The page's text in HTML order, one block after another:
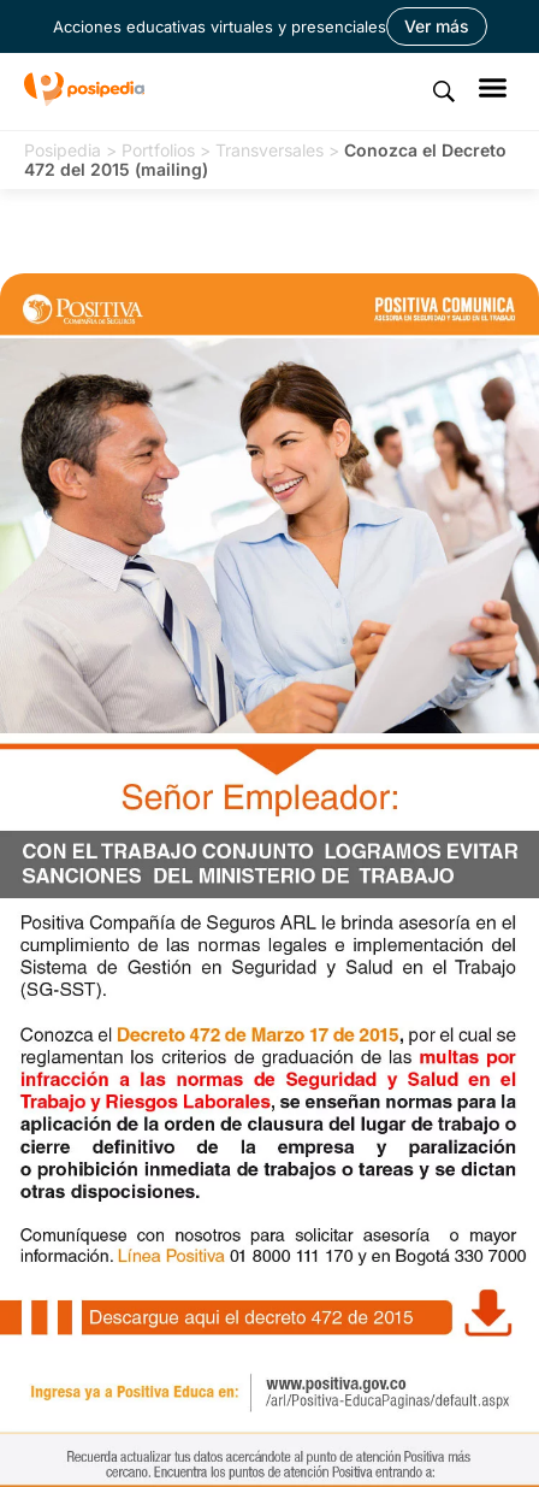
Acciones educativas virtuales y presenciales Ver más
Posipedia > Portfolios > Transversales > Conozca el Decreto
472 del 2015 (mailing)